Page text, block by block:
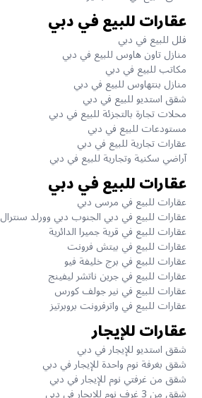
عقارات للبيع في دبي
فلل للبيع في دبي
منازل تاون هاوس للبيع في دبي
مكاتب للبيع في دبي
منازل بنتهاوس للبيع في دبي
شقق استديو للبيع في دبي
محلات تجارة بالتجزئة للبيع في دبي
مستودعات للبيع في دبي
عقارات تجارية للبيع في دبي
آراضي سكنية وتجارية للبيع في دبي
عقارات للبيع في دبي
عقارات للبيع في مرسى دبي
عقارات للبيع في دبي الجنوب دبي وورلد سنترال
عقارات للبيع في قرية جميرا الدائرية
عقارات للبيع في بيتش فرونت
عقارات للبيع في برج خليفة فيو
عقارات للبيع في جرين ناتشر ليفينج
عقارات للبيع في نير جولف كورس
عقارات للبيع في واترفرونت بروبرتيز
عقارات للإيجار
شقق استديو للإيجار في دبي
شقق بغرفة نوم واحدة للإيجار في دبي
شقق من غرفتي نوم للإيجار في دبي